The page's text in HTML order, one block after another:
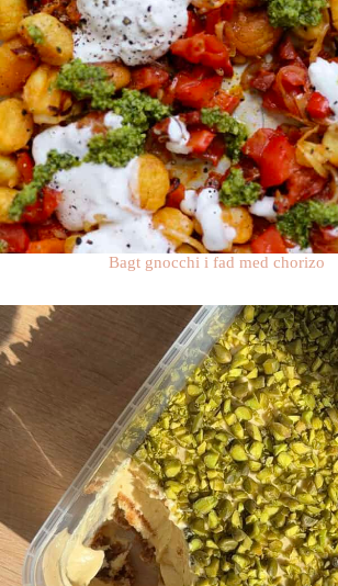
Bagt gnocchi i fad med chorizo